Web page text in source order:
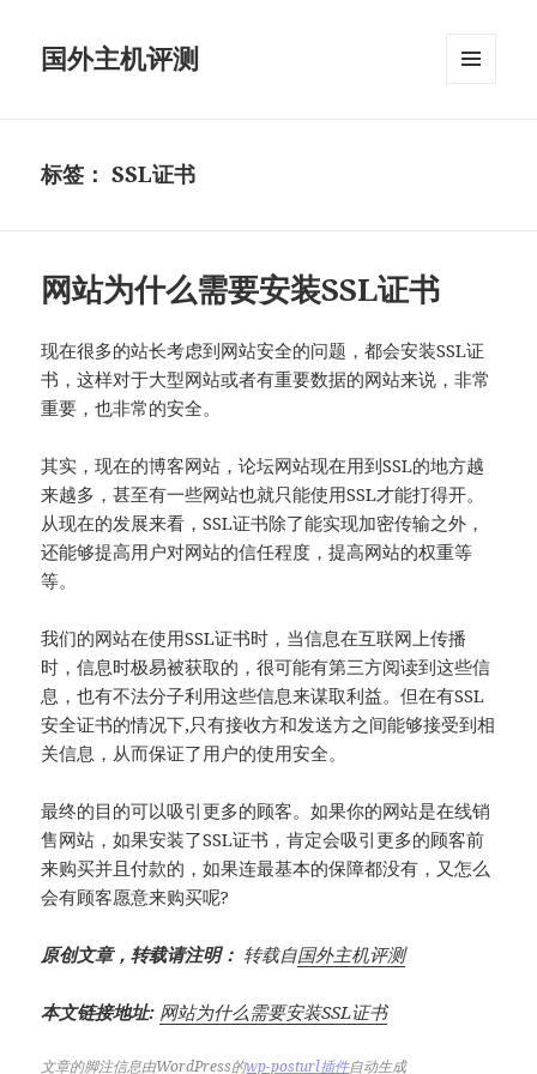
国外主机评测
标签：SSL证书
网站为什么需要安装SSL证书
现在很多的站长考虑到网站安全的问题，都会安装SSL证
书，这样对于大型网站或者有重要数据的网站来说，非常
重要，也非常的安全。
其实，现在的博客网站，论坛网站现在用到SSL的地方越
来越多，甚至有一些网站也就只能使用SSL才能打得开。
从现在的发展来看，SSL证书除了能实现加密传输之外，
还能够提高用户对网站的信任程度，提高网站的权重等
等。
我们的网站在使用SSL证书时，当信息在互联网上传播
时，信息时极易被获取的，很可能有第三方阅读到这些信
息，也有不法分子利用这些信息来谋取利益。但在有SSL
安全证书的情况下,只有接收方和发送方之间能够接受到相
关信息，从而保证了用户的使用安全。
最终的目的可以吸引更多的顾客。如果你的网站是在线销
售网站，如果安装了SSL证书，肯定会吸引更多的顾客前
来购买并且付款的，如果连最基本的保障都没有，又怎么
会有顾客愿意来购买呢?
原创文章，转载请注明： 转载自国外主机评测
本文链接地址: 网站为什么需要安装SSL证书
文章的脚注信息由WordPress的wp-posturl插件自动生成